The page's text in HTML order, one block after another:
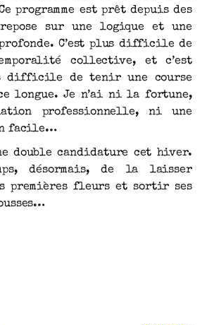
programme est prêt depuis des
sur une logique et une
C’est plus difficile de
collective, et c’est
difficile de tenir une course
longue. Je n’ai ni la fortune,
professionnelle, ni une
facile…
double candidature cet hiver.
désormais, de la laisser
premières fleurs et sortir ses